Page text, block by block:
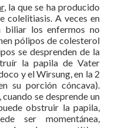
, la que se ha producido
colelitiasis. A veces en
biliar los enfermos no
pólipos de colesterol
se desprenden de la
la papila de Vater
y el Wirsung, en la 2
su porción cóncava).
se desprende un
obstruir la papila,
ser momentánea,